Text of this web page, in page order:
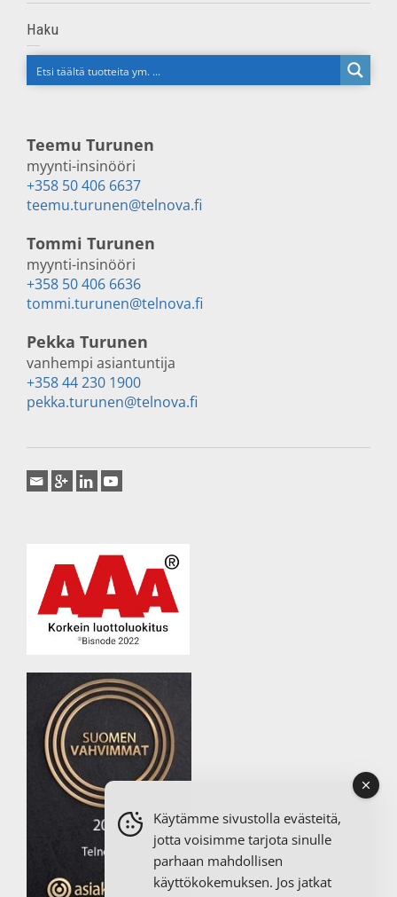
Haku
Teemu Turunen
myynti-insinööri
+358 50 406 6637
teemu.turunen@telnova.fi
Tommi Turunen
myynti-insinööri
+358 50 406 6636
tommi.turunen@telnova.fi
Pekka Turunen
vanhempi asiantuntija
+358 44 230 1900
pekka.turunen@telnova.fi
Käytämme sivustolla evästeitä,
jotta voisimme tarjota sinulle
parhaan mahdollisen
käyttökokemuksen. Jos jatkat